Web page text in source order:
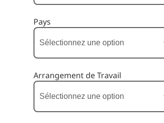
Pays
Arrangement de Travail